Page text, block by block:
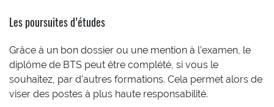
Les poursuites d’études
Grâce à un bon dossier ou une mention à l’examen, le
diplôme de BTS peut être complété, si vous le
souhaitez, par d’autres formations. Cela permet alors de
viser des postes à plus haute responsabilité.